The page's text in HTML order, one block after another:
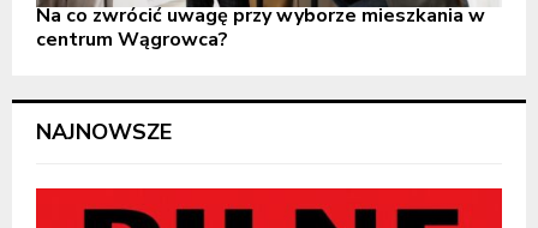
Na co zwrócić uwagę przy wyborze mieszkania w
centrum Wągrowca?
NAJNOWSZE